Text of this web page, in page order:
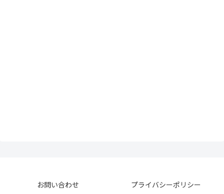
お問い合わせ プライバシーポリシー